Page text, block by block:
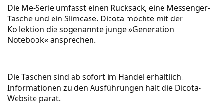
Die Me-Serie umfasst einen Rucksack, eine Messenger-
Tasche und ein Slimcase. Dicota möchte mit der
Kollektion die sogenannte junge »Generation
Notebook« ansprechen.
Die Taschen sind ab sofort im Handel erhältlich.
Informationen zu den Ausführungen hält die Dicota-
Website parat.